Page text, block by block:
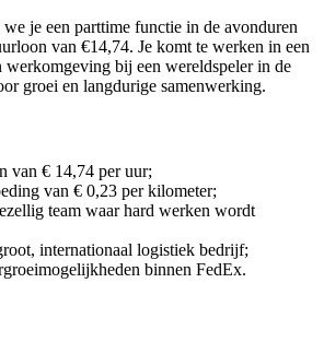
je een parttime functie in de avonduren
van €14,74. Je komt te werken in een
werkomgeving bij een wereldspeler in de
groei en langdurige samenwerking.
van € 14,74 per uur;
van € 0,23 per kilometer;
team waar hard werken wordt
internationaal logistiek bedrijf;
binnen FedEx.